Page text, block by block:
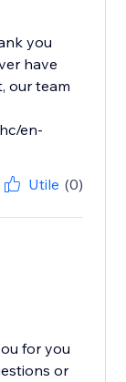
you
have
our team
en-
Utile (0)
for you
or